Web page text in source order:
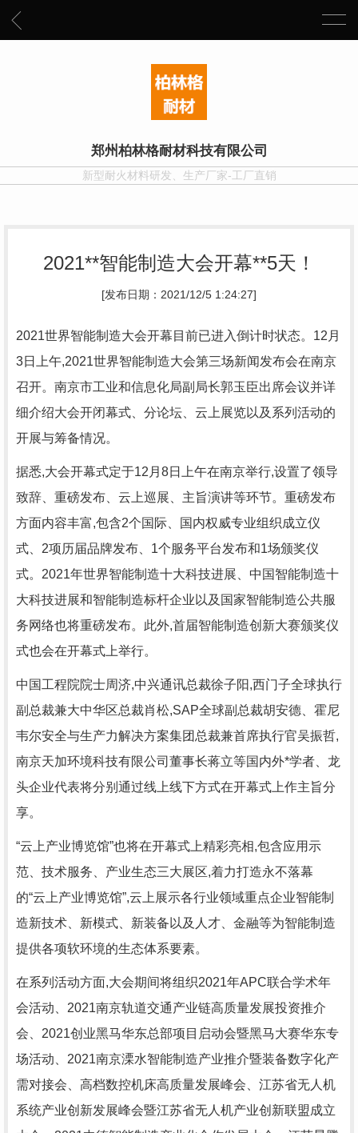
郑州柏林格耐材科技有限公司
新型耐火材料研发、生产厂家-工厂直销
2021**智能制造大会开幕**5天！
[发布日期：2021/12/5 1:24:27]
2021世界智能制造大会开幕目前已进入倒计时状态。12月
3日上午,2021世界智能制造大会第三场新闻发布会在南京
召开。南京市工业和信息化局副局长郭玉臣出席会议并详
细介绍大会开闭幕式、分论坛、云上展览以及系列活动的
开展与筹备情况。
据悉,大会开幕式定于12月8日上午在南京举行,设置了领导
致辞、重磅发布、云上巡展、主旨演讲等环节。重磅发布
方面内容丰富,包含2个国际、国内权威专业组织成立仪
式、2项历届品牌发布、1个服务平台发布和1场颁奖仪
式。2021年世界智能制造十大科技进展、中国智能制造十
大科技进展和智能制造标杆企业以及国家智能制造公共服
务网络也将重磅发布。此外,首届智能制造创新大赛颁奖仪
式也会在开幕式上举行。
中国工程院院士周济,中兴通讯总裁徐子阳,西门子全球执行
副总裁兼大中华区总裁肖松,SAP全球副总裁胡安德、霍尼
韦尔安全与生产力解决方案集团总裁兼首席执行官吴振哲,
南京天加环境科技有限公司董事长蒋立等国内外*学者、龙
头企业代表将分别通过线上线下方式在开幕式上作主旨分
享。
“云上产业博览馆”也将在开幕式上精彩亮相,包含应用示
范、技术服务、产业生态三大展区,着力打造永不落幕
的“云上产业博览馆”,云上展示各行业领域重点企业智能制
造新技术、新模式、新装备以及人才、金融等为智能制造
提供各项软环境的生态体系要素。
在系列活动方面,大会期间将组织2021年APC联合学术年
会活动、2021南京轨道交通产业链高质量发展投资推介
会、2021创业黑马华东总部项目启动会暨黑马大赛华东专
场活动、2021南京溧水智能制造产业推介暨装备数字化产
需对接会、高档数控机床高质量发展峰会、江苏省无人机
系统产业创新发展峰会暨江苏省无人机产业创新联盟成立